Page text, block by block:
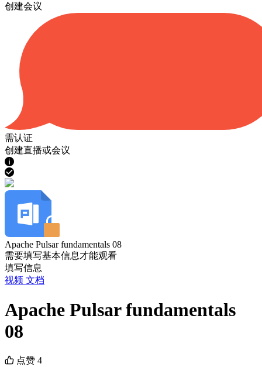
创建会议
需认证
创建直播或会议
Apache Pulsar fundamentals 08
需要填写基本信息才能观看
填写信息
视频 文档
Apache Pulsar fundamentals
08
点赞 4